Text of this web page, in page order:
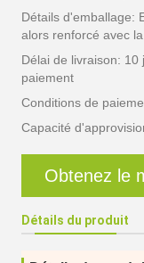
Détails d'emballage:
alors renforcé avec
Délai de livraison:
paiement
Conditions de
Capacité
Obtenez le
Détails du produit